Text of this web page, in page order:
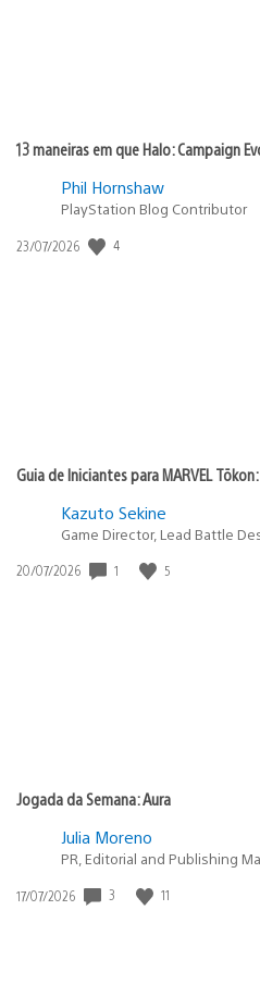
13 maneiras em que Halo: Campaign
Phil Hornshaw
PlayStation Blog Contributor
Data
23/07/2026 4
Guia de Iniciantes para MARVEL
Kazuto Sekine
Game Director, Lead Battle
Data
20/07/2026 1 5
Jogada da Semana: Aura
Julia Moreno
PR, Editorial and Publishing
Data
17/07/2026 3 11